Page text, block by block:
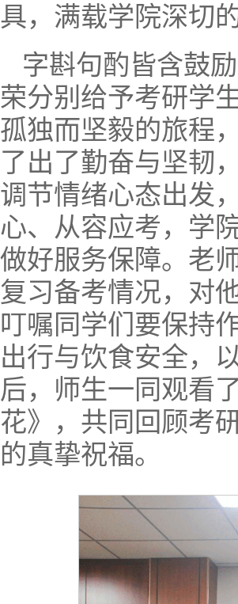
具，满载学院深切
字斟句酌皆含鼓
荣分别给予考研学
孤独而坚毅的旅程
了出了勤奋与坚韧
调节情绪心态出发
心、从容应考，学
做好服务保障。老
复习备考情况，对
叮嘱同学们要保持
出行与饮食安全，
后，师生一同观看
花》，共同回顾考
的真挚祝福。